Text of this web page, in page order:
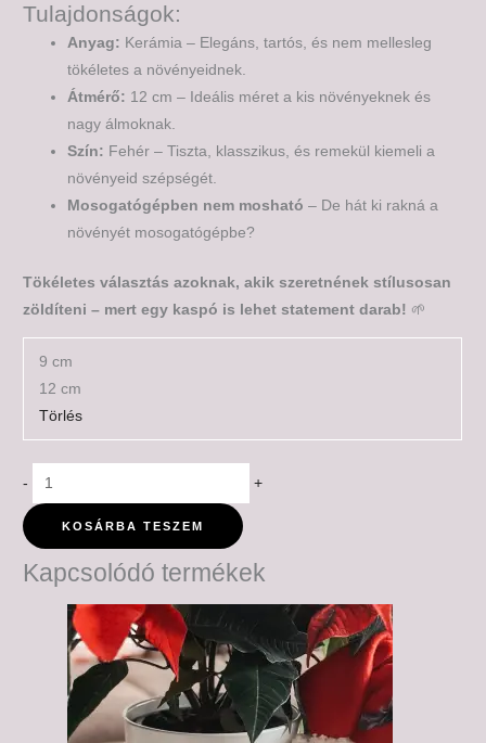
Tulajdonságok:
Anyag: Kerámia – Elegáns, tartós, és nem mellesleg
tökéletes a növényeidnek.
Átmérő: 12 cm – Ideális méret a kis növényeknek és
nagy álmoknak.
Szín: Fehér – Tiszta, klasszikus, és remekül kiemeli a
növényeid szépségét.
Mosogatógépben nem mosható – De hát ki rakná a
növényét mosogatógépbe?
Tökéletes választás azoknak, akik szeretnének stílusosan
zöldíteni – mert egy kaspó is lehet statement darab! 🌱
9 cm
12 cm
Törlés
- +
KOSÁRBA TESZEM
Kapcsolódó termékek
5,500 Ft
-
6,500 Ft